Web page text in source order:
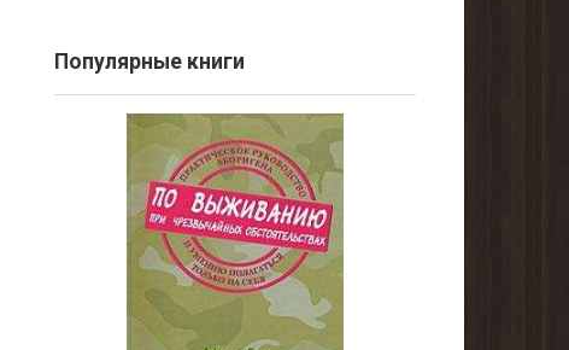
Популярные книги